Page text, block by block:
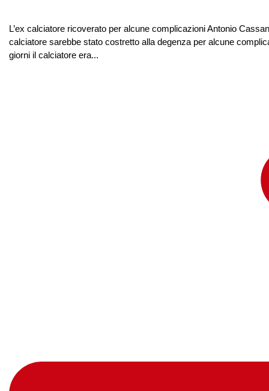
L’ex calciatore ricoverato per alcune complicazioni Antonio
calciatore sarebbe stato costretto alla degenza per alcune
giorni il calciatore era...